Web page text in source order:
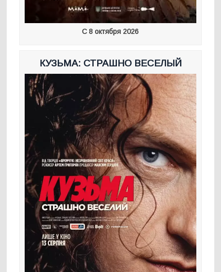
С 8 октября 2026
КУЗЬМА: СТРАШНО ВЕСЕЛЫЙ